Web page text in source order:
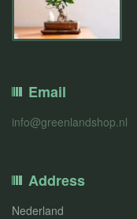
Email
info@greenlandshop.nl
Address
Nederland